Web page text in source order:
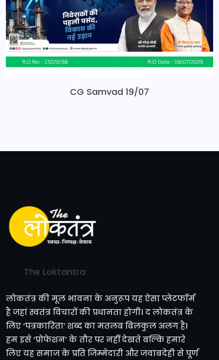
CG Samvad 19/07
The Loktantra
लोकतंत्र की मूल भावना के अनुरूप यह ऐसा प्लेटफॉर्म
है जहां स्वतंत्र विचारों की प्रधानता होगी। द लोकतंत्र के
लिए ‘पत्रकारिता’ शब्द का मतलब बिलकुल अलग है।
हम इसे ‘प्रोफेशन’ के तौर पर नहीं देखते बल्कि हमारे
लिए यह समाज के प्रति जिम्मेदारी और जवाबदेही से पूर्ण